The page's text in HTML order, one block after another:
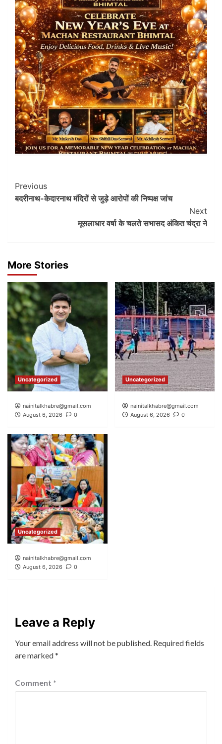
Post
Navigation
Previous
बदरीनाथ-केदारनाथ मंदिरों से जुड़े आरोपों की निष्पक्ष जांच
Next
मूसलाधार वर्षा के चलते सभासद अंकित चंद्रा ने
More Stories
Uncategorized
nainitalkhabre@gmail.com
August 6, 2026
0
Uncategorized
nainitalkhabre@gmail.com
August 6, 2026
0
Uncategorized
nainitalkhabre@gmail.com
August 6, 2026
0
Leave a Reply
Your email address will not be published. Required fields
are marked*
Comment *